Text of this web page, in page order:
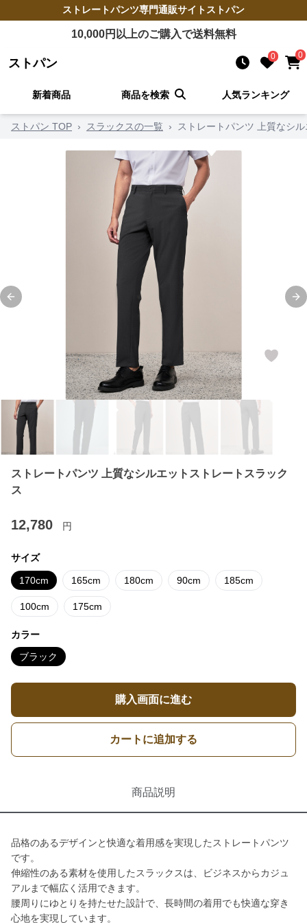
ストレートパンツ専門通販サイト ストパン
10,000円以上のご購入で送料無料
ストパン 0 0
新着商品 商品を検索 人気ランキング
ストパン TOP › スラックスの一覧 › ストレートパンツ 上質なシ
Previous slide
ストレートパンツ 上質なシルエットストレートスラック
ス
12,780 円
サイズ
170cm 165cm 180cm 90cm 185cm
100cm 175cm
カラー
ブラック
購入画面に進む
カートに追加する
商品説明
品格のあるデザインと快適な着用感を実現したストレートパンツ
です。
伸縮性のある素材を使用したスラックスは、ビジネスからカジュ
アルまで幅広く活用できます。
腰周りにゆとりを持たせた設計で、長時間の着用でも快適な穿き
心地を実現しています。